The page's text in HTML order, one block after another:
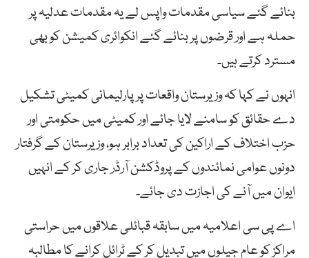
بنائے گئے سیاسی مقدمات واپس لے یہ مقدمات عدلیہ پر
حملہ ہے اور قرضوں پر بنائے گئے انکوائری کمیشن کو بھی
مسترد کرتے ہیں۔
انہوں نے کہا کہ وزیرستان واقعات پر پارلیمانی کمیٹی تشکیل
دے حقائق کو سامنے لایا جائے اور کمیٹی میں حکومتی اور
حزب اختلاف کے اراکین کی تعداد برابر ہو، وزیرستان کے گرفتار
دونوں عوامی نمائندوں کے پروڈکشن آرڈر جاری کر کے انہیں
ایوان میں آنے کی اجازت دی جائے۔
اے پی سی اعلامیہ میں سابقہ قبائلی علاقوں میں حراستی
مراکز کو عام جیلوں میں تبدیل کر کے ٹرائل کرانے کا مطالبہ